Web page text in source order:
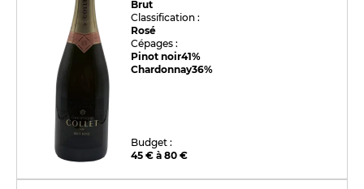
Brut
Classification :
Rosé
Cépages :
Pinot noir41%
Chardonnay36%
Budget :
45 € à 80 €